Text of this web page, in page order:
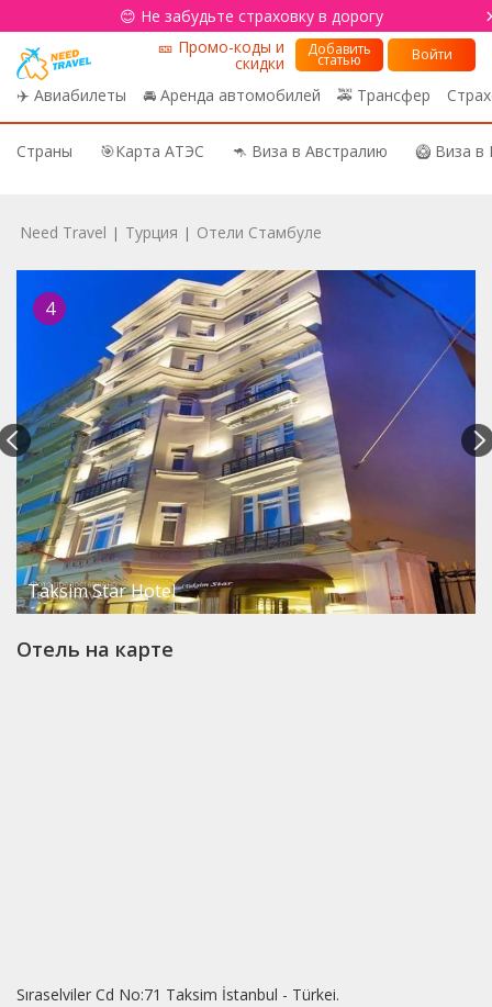
😊 Не забудьте страховку в дорогу
✈️ Авиабилеты 🚘 Аренда автомобилей 🚕 Трансфер
🎫 Промо-коды и
скидки
Добавить
статью Войти
Страны 🎯Карта АТЭС 🦘 Виза в Австралию 🥝 Виза
Need Travel | Турция | Отели Стамбуле
4
Taksim Star Hotel
Отель на карте
Sıraselviler Cd No:71 Taksim İstanbul - Türkei.